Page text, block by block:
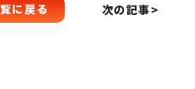
に戻る 次の記事>